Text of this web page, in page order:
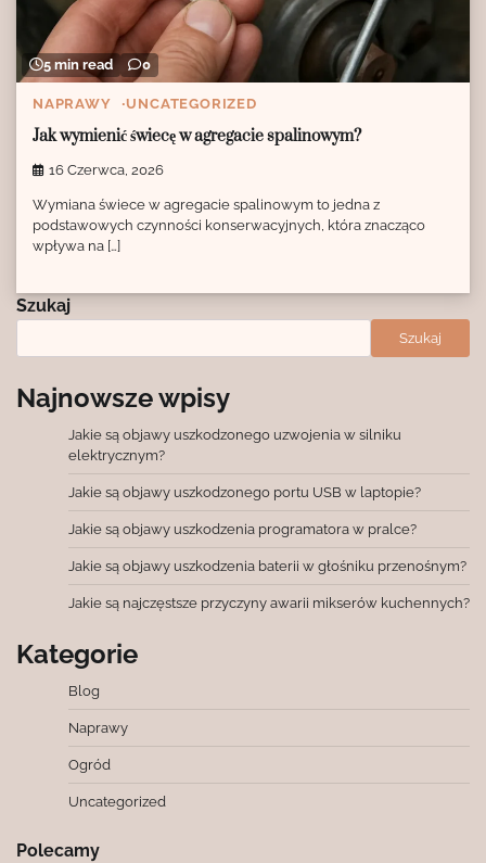
5 min read 0
NAPRAWY UNCATEGORIZED
Jak wymienić świecę w agregacie spalinowym?
16 Czerwca, 2026
Wymiana świece w agregacie spalinowym to jedna z
podstawowych czynności konserwacyjnych, która znacząco
wpływa na […]
Szukaj
Szukaj
Najnowsze wpisy
Jakie są objawy uszkodzonego uzwojenia w silniku
elektrycznym?
Jakie są objawy uszkodzonego portu USB w laptopie?
Jakie są objawy uszkodzenia programatora w pralce?
Jakie są objawy uszkodzenia baterii w głośniku przenośnym?
Jakie są najczęstsze przyczyny awarii mikserów kuchennych?
Kategorie
Blog
Naprawy
Ogród
Uncategorized
Polecamy